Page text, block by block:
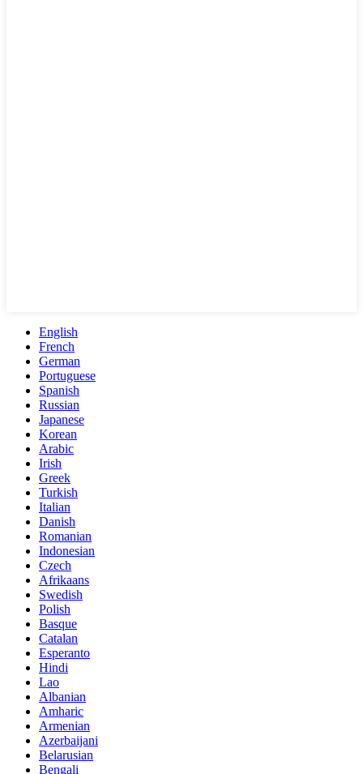
English
French
German
Portuguese
Spanish
Russian
Japanese
Korean
Arabic
Irish
Greek
Turkish
Italian
Danish
Romanian
Indonesian
Czech
Afrikaans
Swedish
Polish
Basque
Catalan
Esperanto
Hindi
Lao
Albanian
Amharic
Armenian
Azerbaijani
Belarusian
Bengali